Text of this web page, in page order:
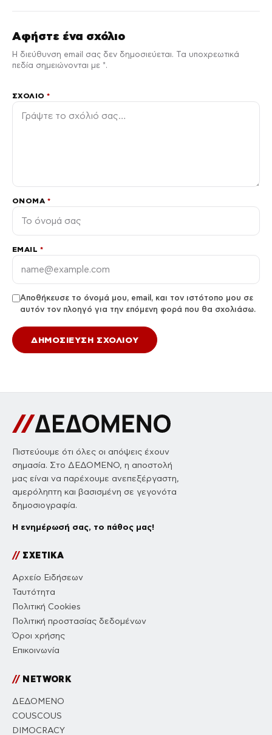
Αφήστε ένα σχόλιο
Η διεύθυνση email σας δεν δημοσιεύεται. Τα υποχρεωτικά
πεδία σημειώνονται με *.
ΣΧΌΛΙΟ*
ΌΝΟΜΑ *
EMAIL *
Αποθήκευσε το όνομά μου, email, και τον ιστότοπο μου σε
αυτόν τον πλοηγό για την επόμενη φορά που θα σχολιάσω.
Πιστεύουμε ότι όλες οι απόψεις έχουν
σημασία. Στο ΔΕΔΟΜΕΝΟ, η αποστολή
μας είναι να παρέχουμε ανεπεξέργαστη,
αμερόληπτη και βασισμένη σε γεγονότα
δημοσιογραφία.
Η ενημέρωσή σας, το πάθος μας!
//ΣΧΕΤΙΚΑ
Αρχείο Ειδήσεων
Ταυτότητα
Πολιτική Cookies
Πολιτική προστασίας δεδομένων
Όροι χρήσης
Επικοινωνία
//NETWORK
ΔΕΔΟΜΕΝΟ
COUSCOUS
DIMOCRACY